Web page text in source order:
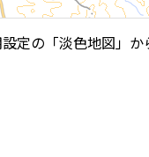
定の「淡色地図」